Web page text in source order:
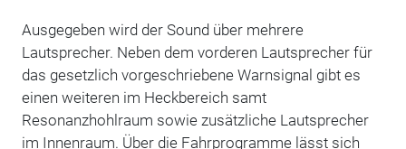
Ausgegeben wird der Sound über mehrere
Lautsprecher. Neben dem vorderen Lautsprecher für
das gesetzlich vorgeschriebene Warnsignal gibt es
einen weiteren im Heckbereich samt
Resonanzhohlraum sowie zusätzliche Lautsprecher
im Innenraum. Über die Fahrprogramme lässt sich